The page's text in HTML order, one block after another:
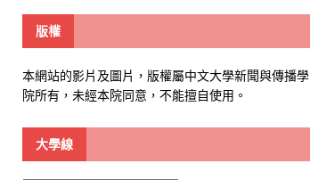
版權
本網站的影片及圖片，版權屬中文大學新聞與傳播學
院所有，未經本院同意，不能擅自使用。
大學線